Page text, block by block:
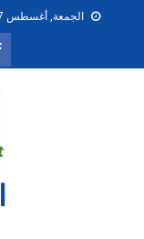
الجمعة, أغسطس 07, 2026